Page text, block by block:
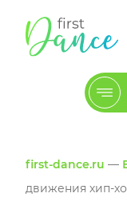
first-dance.ru —
движения хип-